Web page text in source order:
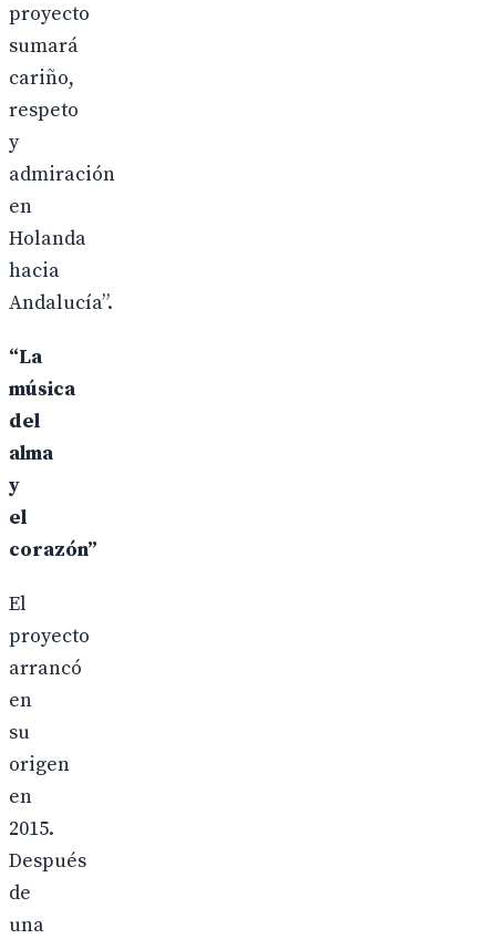
proyecto
sumará
cariño,
respeto
y
admiración
en
Holanda
hacia
Andalucía”.
“La
música
del
alma
y
el
corazón”
El
proyecto
arrancó
en
su
origen
en
2015.
Después
de
una